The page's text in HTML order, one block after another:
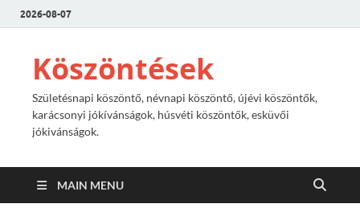
2026-08-07
Köszöntések
Születésnapi köszöntő, névnapi köszöntő, újévi köszöntők,
karácsonyi jókívánságok, húsvéti köszöntők, esküvői
jókivánságok.
MAIN MENU